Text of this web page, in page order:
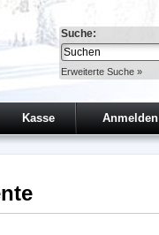
Suche:
Erweiterte Suche »
Kasse Anmelden